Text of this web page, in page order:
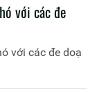
với các đe
với các đe doạ